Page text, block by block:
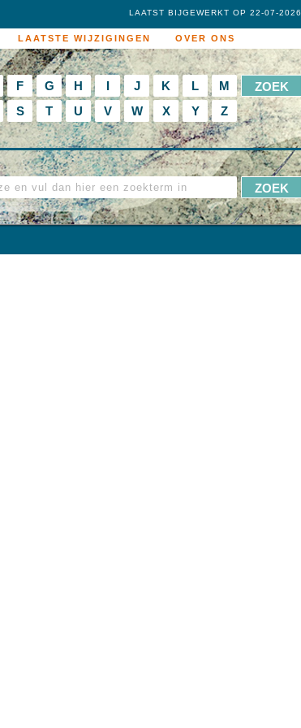
LAATSTE WIJZIGINGEN OVER ONS
LAATST BIJGEWERKT OP 22-07-2026
F G H I J K L
M
S T U V W X Y Z